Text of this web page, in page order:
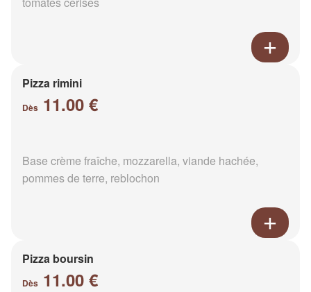
Pizza rimini
Dès 11.00 €
Base crème fraîche, mozzarella, viande hachée,
pommes de terre, reblochon
Pizza boursin
Dès 11.00 €